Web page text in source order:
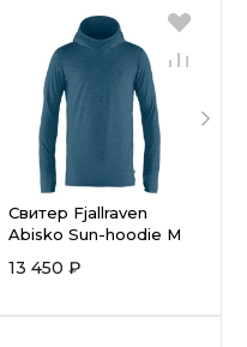
Свитер Fjallraven
Abisko Sun-hoodie M
13 450 ₽